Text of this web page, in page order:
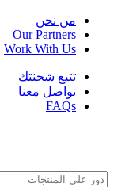
من نحن
Our Partners
Work With Us
تتبع شحنتك
تواصل معنا
FAQs